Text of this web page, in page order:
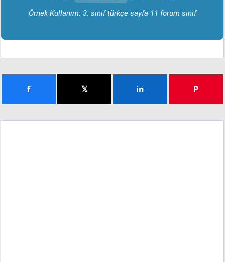
Örnek Kullanım: 3. sınıf türkçe sayfa 11 forum sınıf
f 𝕏 in P